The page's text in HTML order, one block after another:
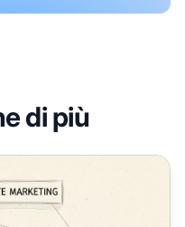
di più
Importanti per la SEO e